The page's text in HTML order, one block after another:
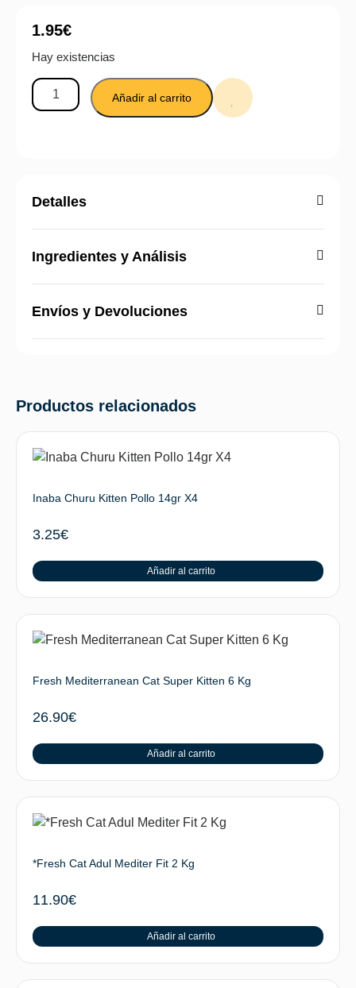
1.95€
Hay existencias
Añadir al carrito
Detalles
Ingredientes y Análisis
Envíos y Devoluciones
Productos relacionados
Inaba Churu Kitten Pollo 14gr X4
3.25€
Añadir al carrito
Fresh Mediterranean Cat Super Kitten 6 Kg
26.90€
Añadir al carrito
*Fresh Cat Adul Mediter Fit 2 Kg
11.90€
Añadir al carrito